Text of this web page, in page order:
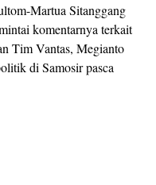
Martua Sitanggang
komentarnya terkait
Tim Vantas, Megianto
di Samosir pasca